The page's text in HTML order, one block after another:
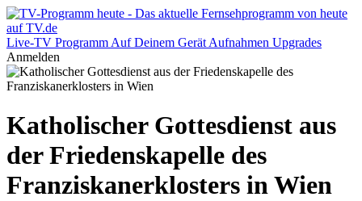
Live-TV Programm Auf Deinem Gerät Aufnahmen Upgrades
Anmelden
Katholischer Gottesdienst aus
der Friedenskapelle des
Franziskanerklosters in Wien